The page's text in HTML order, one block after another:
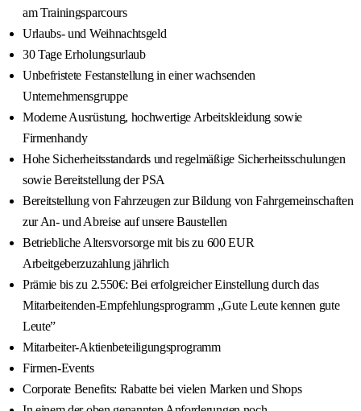
am Trainingsparcours
Urlaubs- und Weihnachtsgeld
30 Tage Erholungsurlaub
Unbefristete Festanstellung in einer wachsenden
Unternehmensgruppe
Moderne Ausrüstung, hochwertige Arbeitskleidung sowie
Firmenhandy
Hohe Sicherheitsstandards und regelmäßige Sicherheitsschulungen
sowie Bereitstellung der PSA
Bereitstellung von Fahrzeugen zur Bildung von Fahrgemeinschaften
zur An- und Abreise auf unsere Baustellen
Betriebliche Altersvorsorge mit bis zu 600 EUR
Arbeitgeberzuzahlung jährlich
Prämie bis zu 2.550€: Bei erfolgreicher Einstellung durch das
Mitarbeitenden-Empfehlungsprogramm „Gute Leute kennen gute
Leute”
Mitarbeiter-Aktienbeteiligungsprogramm
Firmen-Events
Corporate Benefits: Rabatte bei vielen Marken und Shops